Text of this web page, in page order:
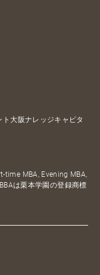
大阪ナレッジキャピタ
time MBA, Evening MBA,
は栗本学園の登録商標